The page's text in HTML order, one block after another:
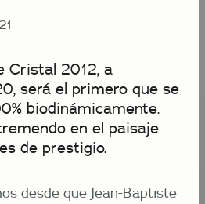
Cristal 2012, a
será el primero que se
biodinámicamente.
en el paisaje
de prestigio.
desde que Jean-Baptiste